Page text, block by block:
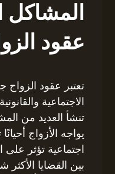
المشاكل
عقود
تعتبر عقود الزواج
الاجتماعية
تنشأ العديد من
يواجه الأزواج
اجتماعية تؤثر على
بين القضايا